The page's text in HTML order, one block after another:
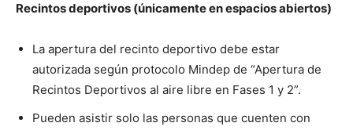
Recintos deportivos (únicamente en espacios abiertos)
La apertura del recinto deportivo debe estar
autorizada según protocolo Mindep de “Apertura de
Recintos Deportivos al aire libre en Fases 1 y 2”.
Pueden asistir solo las personas que cuenten con